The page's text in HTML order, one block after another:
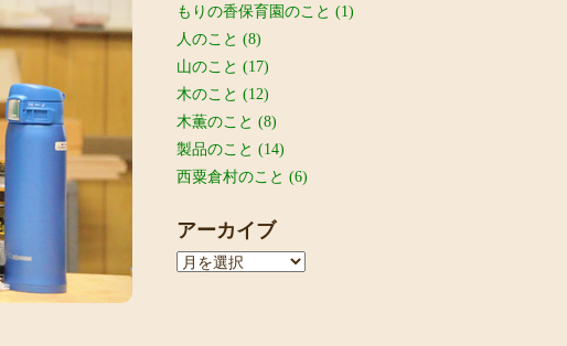
もりの香保育園のこと (1)
人のこと (8)
山のこと (17)
木のこと (12)
木薫のこと (8)
製品のこと (14)
西粟倉村のこと (6)
アーカイブ
ア